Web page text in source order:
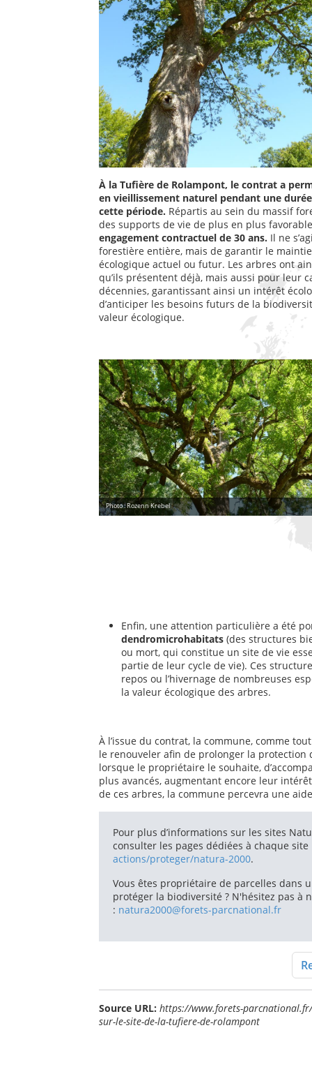
À la Tufière de Rolampont, le contrat a
en vieillissement naturel pendant une
cette période. Répartis au sein du massif
des supports de vie de plus en plus
engagement contractuel de 30 ans. Il ne
forestière entière, mais de garantir le
écologique actuel ou futur. Les arbres ont
qu’ils présentent déjà, mais aussi pour leur
décennies, garantissant ainsi un intérêt
d’anticiper les besoins futurs de la
valeur écologique.
Photo : Rozenn Krebel
Enfin, une attention particulière a été
dendromicrohabitats (des structures
ou mort, qui constitue un site de vie
partie de leur cycle de vie). Ces
repos ou l’hivernage de nombreuses
la valeur écologique des arbres.
À l’issue du contrat, la commune, comme
le renouveler afin de prolonger la
lorsque le propriétaire le souhaite,
plus avancés, augmentant encore leur
de ces arbres, la commune percevra une
Pour plus d’informations sur les sites
consulter les pages dédiées à chaque
actions/proteger/natura-2000.
Vous êtes propriétaire de parcelles dans
protéger la biodiversité ? N'hésitez pas à
: natura2000@forets-parcnational.fr
Source URL: https://www.forets-
sur-le-site-de-la-tufiere-de-rolampont